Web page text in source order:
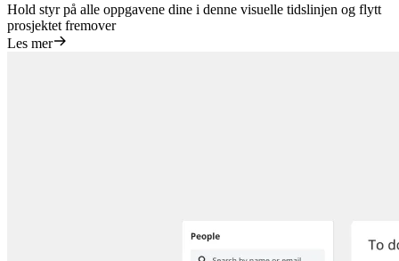
Hold styr på alle oppgavene dine i denne visuelle tidslinjen og flytt
prosjektet fremover
Les mer